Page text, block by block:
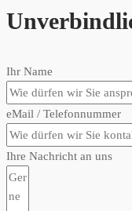
Ihr Name
eMail / Telefonnummer
Ihre Nachricht an uns